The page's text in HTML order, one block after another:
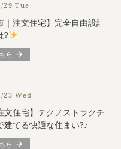
29 Tue
｜注文住宅】完全自由設計
?
ら
23 Wed
文住宅】テクノストラクチ
建てる快適な住まい?♪
ら